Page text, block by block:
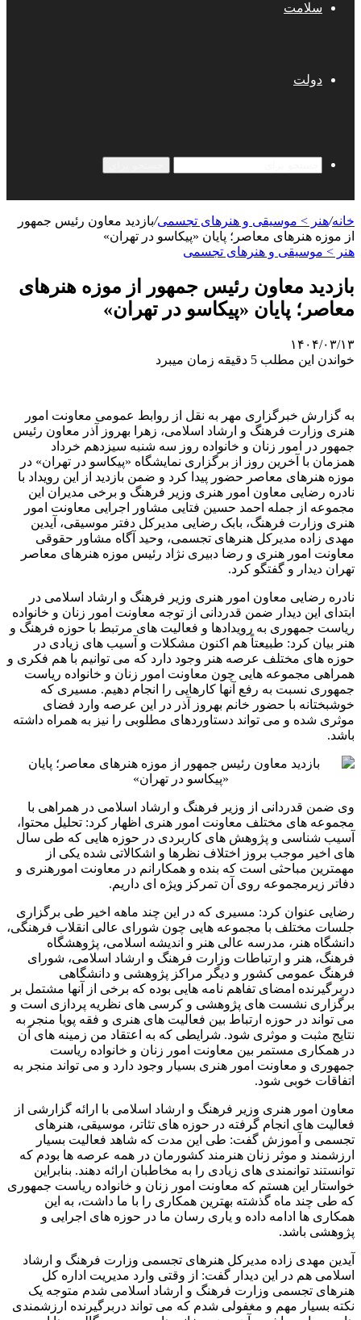
سلامت
دولت
خانه/هنر > موسیقی و هنرهای تجسمی/بازدید معاون رئیس جمهور
از موزه هنرهای معاصر؛ پایان «پیکاسو در تهران»
هنر > موسیقی و هنرهای تجسمی
بازدید معاون رئیس جمهور از موزه هنرهای
معاصر؛ پایان «پیکاسو در تهران»
۱۴۰۴/۰۳/۱۳
خواندن این مطلب 5 دقیقه زمان میبرد
به گزارش خبرگزاری مهر به نقل از روابط عمومی معاونت امور
هنری وزارت فرهنگ و ارشاد اسلامی، زهرا بهروز آذر معاون رئیس
جمهور در امور زنان و خانواده روز سه شنبه سیزدهم خرداد
همزمان با آخرین روز از برگزاری نمایشگاه «پیکاسو در تهران» در
موزه هنرهای معاصر حضور پیدا کرد و ضمن بازدید از این رویداد با
نادره رضایی معاون امور هنری وزیر فرهنگ و برخی مدیران این
مجموعه از جمله احمد حسین فتایی مشاور اجرایی معاونت امور
هنری وزارت فرهنگ، بابک رضایی مدیرکل دفتر موسیقی، آیدین
مهدی زاده مدیرکل هنرهای تجسمی، وحید آگاه مشاور حقوقی
معاونت امور هنری و رضا دبیری نژاد رئیس موزه هنرهای معاصر
تهران دیدار و گفتگو کرد.
نادره رضایی معاون امور هنری وزیر فرهنگ و ارشاد اسلامی در
ابتدای این دیدار ضمن قدردانی از توجه معاونت امور زنان و خانواده
ریاست جمهوری به رویدادها و فعالیت های مرتبط با حوزه فرهنگ و
هنر بیان کرد: طبیعتاً هم اکنون مشکلات و آسیب های زیادی در
حوزه های مختلف عرصه هنر وجود دارد که می توانیم با هم فکری و
همراهی مجموعه هایی چون معاونت امور زنان و خانواده ریاست
جمهوری نسبت به رفع آنها کارهایی را انجام دهیم. مسیری که
خوشبختانه با حضور خانم بهروز آذر در این عرصه وارد فضای
موثری شده و می تواند دستاوردهای مطلوبی را نیز به همراه داشته
باشد.
وی ضمن قدردانی از وزیر فرهنگ و ارشاد اسلامی در همراهی با
مجموعه های مختلف معاونت امور هنری اظهار کرد: تحلیل محتوا،
آسیب شناسی و پژوهش های کاربردی در حوزه هایی که طی سال
های اخیر موجب بروز اختلاف نظرها و اشکالاتی شده یکی از
مهمترین مباحثی است که بنده و همکارانم در معاونت امورهنری و
دفاتر زیرمجموعه روی آن تمرکز ویژه ای داریم.
رضایی عنوان کرد: مسیری که در این چند ماهه اخیر طی برگزاری
جلسات مختلف با مجموعه هایی چون شورای عالی انقلاب فرهنگی،
دانشگاه هنر، مدرسه عالی هنر و اندیشه اسلامی، پژوهشگاه
فرهنگ، هنر و ارتباطات وزارت فرهنگ و ارشاد اسلامی، شورای
فرهنگ عمومی کشور و دیگر مراکز پژوهشی و دانشگاهی
دربرگیرنده امضای تفاهم نامه هایی بوده که برخی از آنها مشتمل بر
برگزاری نشست های پژوهشی و کرسی های نظریه پردازی است و
می تواند در حوزه ارتباط بین فعالیت های هنری و فقه پویا منجر به
نتایج مثبت و موثری شود. شرایطی که به اعتقاد من زمینه های آن
در همکاری مستمر بین معاونت امور زنان و خانواده ریاست
جمهوری و معاونت امور هنری بسیار وجود دارد و می تواند منجر به
اتفاقات خوبی شود.
معاون امور هنری وزیر فرهنگ و ارشاد اسلامی با ارائه گزارشی از
فعالیت های انجام گرفته در حوزه های تئاتر، موسیقی، هنرهای
تجسمی و آموزش گفت: طی این مدت که شاهد فعالیت بسیار
ارزشمند و موثر زنان هنرمند کشورمان در همه عرصه ها بودم که
توانستند توانمندی های زیادی را به مخاطبان ارائه دهند. بنابراین
خواستار این هستم که معاونت امور زنان و خانواده ریاست جمهوری
که طی چند ماه گذشته بهترین همکاری را با ما داشت، به این
همکاری ها ادامه داده و یاری رسان ما در حوزه های اجرایی و
پژوهشی باشد.
آیدین مهدی زاده مدیرکل هنرهای تجسمی وزارت فرهنگ و ارشاد
اسلامی هم در این دیدار گفت: از وقتی وارد مدیریت اداره کل
هنرهای تجسمی وزارت فرهنگ و ارشاد اسلامی شدم متوجه یک
نکته بسیار مهم و مغفولی شدم که می تواند دربرگیرنده ارزشمندی